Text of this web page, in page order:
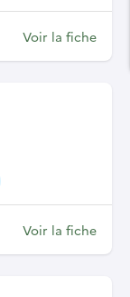
Voir la fiche
Voir la fiche